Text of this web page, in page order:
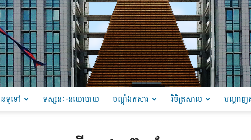
ទូទៅ ទស្សនៈ-នយោបាយ បណ្ដុំឯកសារ វិចិត្រសាល បណ្តាញ